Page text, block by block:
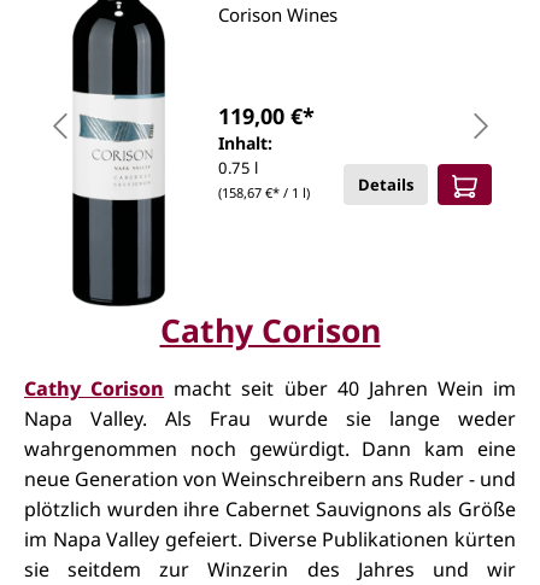
Corison Wines
Inhalt:
0.75 l
(158,67 €* / 1 l)
119,00 €*
Details
Cathy Corison
Cathy Corison macht seit über 40 Jahren Wein im
Napa Valley. Als Frau wurde sie lange weder
wahrgenommen noch gewürdigt. Dann kam eine
neue Generation von Weinschreibern ans Ruder - und
plötzlich wurden ihre Cabernet Sauvignons als Größe
im Napa Valley gefeiert. Diverse Publikationen kürten
sie seitdem zur Winzerin des Jahres und wir